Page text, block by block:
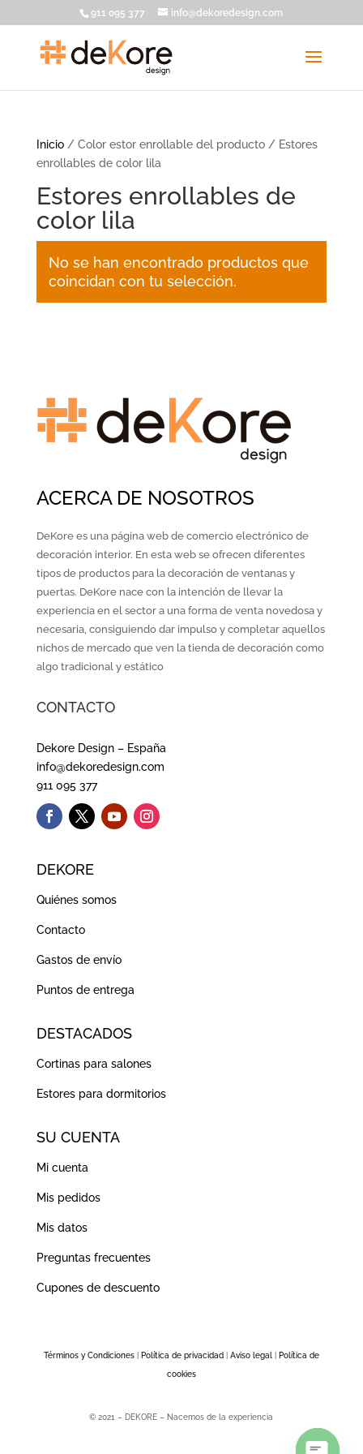
911 095 377 info@dekoredesign.com
Inicio/ Color estor enrollable del producto / Estores
enrollables de color lila
Estores enrollables de
color lila
No se han encontrado productos que
coincidan con tu selección.
ACERCA DE NOSOTROS
DeKore es una página web de comercio electrónico de
decoración interior. En esta web se ofrecen diferentes
tipos de productos para la decoración de ventanas y
puertas. DeKore nace con la intención de llevar la
experiencia en el sector a una forma de venta novedosa y
necesaria, consiguiendo dar impulso y completar aquellos
nichos de mercado que ven la tienda de decoración como
algo tradicional y estático
CONTACTO
Dekore Design – España
info@dekoredesign.com
911 095 377
DEKORE
Quiénes somos
Contacto
Gastos de envío
Puntos de entrega
DESTACADOS
Cortinas para salones
Estores para dormitorios
SU CUENTA
Mi cuenta
Mis pedidos
Mis datos
Preguntas frecuentes
Cupones de descuento
Términos y Condiciones| Política de privacidad Aviso legal Política de
cookies
© 2021 – DEKORE – Nacemos de la experiencia